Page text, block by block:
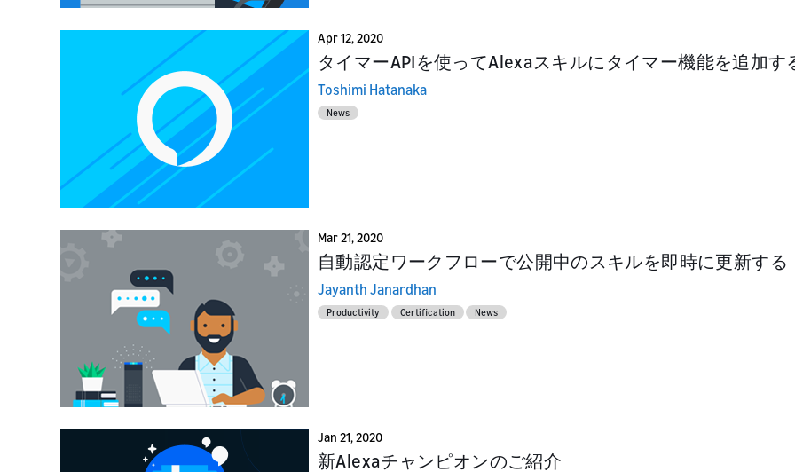
Apr 12, 2020
タイマーAPIを使ってAlexaスキルにタイマー機能を追加す
Toshimi Hatanaka
News
Mar 21, 2020
自動認定ワークフローで公開中のスキルを即時に更新する
Jayanth Janardhan
Productivity Certification News
Jan 21, 2020
新Alexaチャンピオンのご紹介